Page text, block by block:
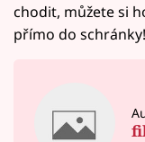
chodit, můžete si
přímo do schránky!